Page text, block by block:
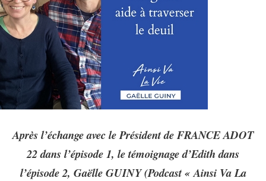
Après l’échange avec le Président de FRANCE ADOT
22 dans l’épisode 1, le témoignage d’Edith dans
l’épisode 2, Gaëlle GUINY (Podcast « Ainsi Va La